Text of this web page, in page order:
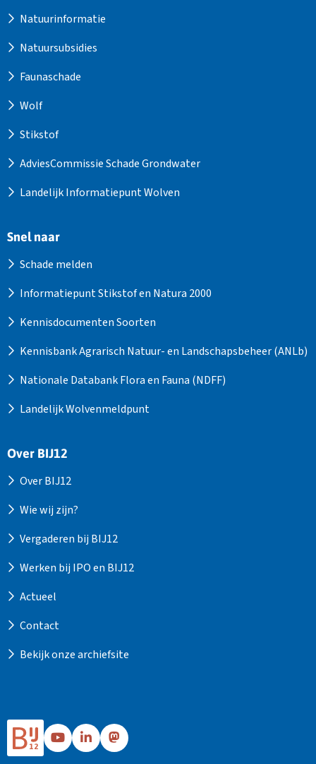
Natuurinformatie
Natuursubsidies
Faunaschade
Wolf
Stikstof
AdviesCommissie Schade Grondwater
Landelijk Informatiepunt Wolven
Snel naar
Schade melden
Informatiepunt Stikstof en Natura 2000
Kennisdocumenten Soorten
Kennisbank Agrarisch Natuur- en Landschapsbeheer (ANLb)
Nationale Databank Flora en Fauna (NDFF)
Landelijk Wolvenmeldpunt
Over BIJ12
Over BIJ12
Wie wij zijn?
Vergaderen bij BIJ12
Werken bij IPO en BIJ12
Actueel
Contact
Bekijk onze archiefsite
Ga
naar
Ga
naar
Ga
naar